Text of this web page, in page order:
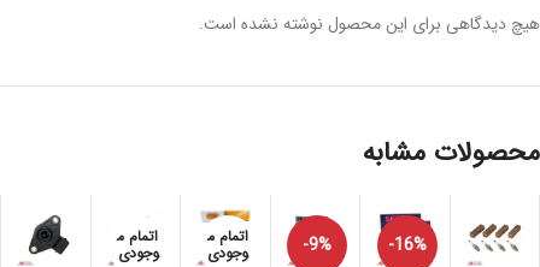
هیچ دیدگاهی برای این محصول نوشته نشده است.
محصولات مشابه
-16%
-9%
اتمام م
وجودی
اتمام م
وجودی